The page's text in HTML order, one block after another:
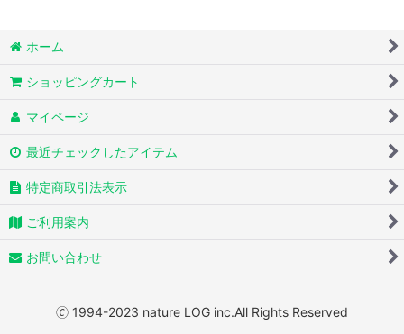
ホーム
ショッピングカート
マイページ
最近チェックしたアイテム
特定商取引法表示
ご利用案内
お問い合わせ
🄫 1994-2023 nature LOG inc.All Rights Reserved